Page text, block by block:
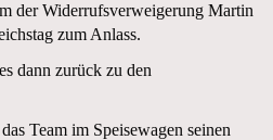
der Widerrufsverweigerung Martin
zum Anlass.
dann zurück zu den
Team im Speisewagen seinen